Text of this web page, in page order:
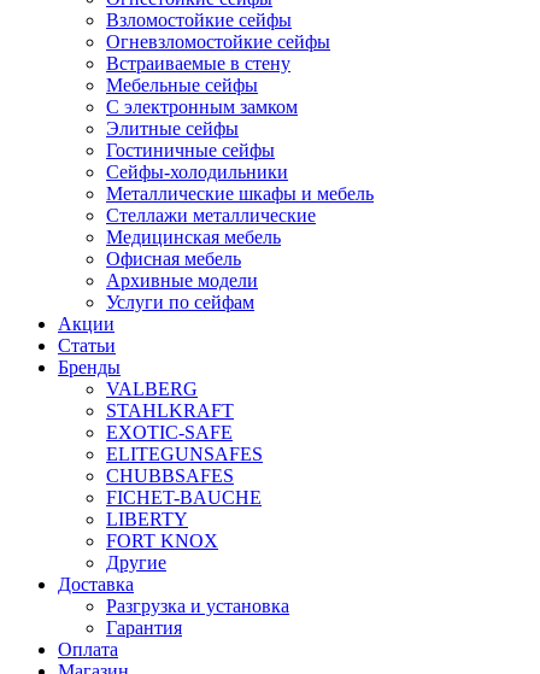
Взломостойкие сейфы
Огневзломостойкие сейфы
Встраиваемые в стену
Мебельные сейфы
С электронным замком
Элитные сейфы
Гостиничные сейфы
Сейфы-холодильники
Металлические шкафы и мебель
Стеллажи металлические
Медицинская мебель
Офисная мебель
Архивные модели
Услуги по сейфам
Акции
Статьи
Бренды
VALBERG
STAHLKRAFT
EXOTIC-SAFE
ELITEGUNSAFES
CHUBBSAFES
FICHET-BAUCHE
LIBERTY
FORT KNOX
Другие
Доставка
Разгрузка и установка
Гарантия
Оплата